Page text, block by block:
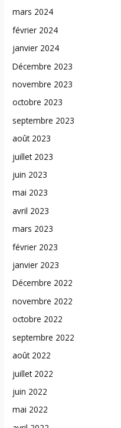
mars 2024
février 2024
janvier 2024
Décembre 2023
novembre 2023
octobre 2023
septembre 2023
août 2023
juillet 2023
juin 2023
mai 2023
avril 2023
mars 2023
février 2023
janvier 2023
Décembre 2022
novembre 2022
octobre 2022
septembre 2022
août 2022
juillet 2022
juin 2022
mai 2022